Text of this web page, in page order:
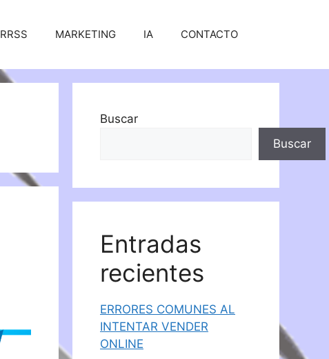
RRSS MARKETING IA CONTACTO
Buscar
Buscar
Entradas
recientes
ERRORES COMUNES AL
INTENTAR VENDER
ONLINE